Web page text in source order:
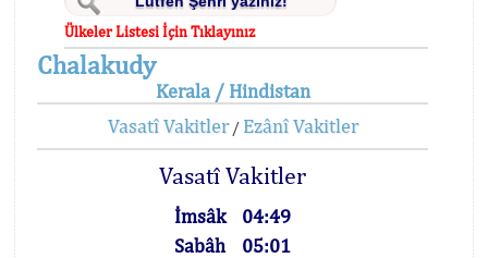
Ülkeler Listesi İçin Tıklayınız
Chalakudy
Kerala / Hindistan
Vasatî Vakitler/ Ezânî Vakitler
Vasatî Vakitler
İmsâk
04:49
Sabâh
05:01